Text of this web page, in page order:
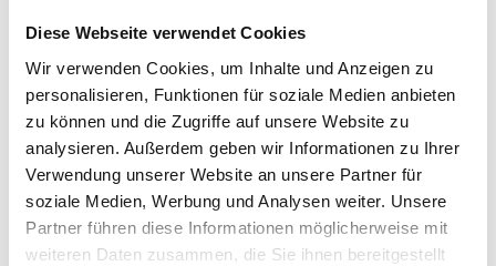
Diese Webseite verwendet Cookies
Wir verwenden Cookies, um Inhalte und Anzeigen zu
personalisieren, Funktionen für soziale Medien anbieten
zu können und die Zugriffe auf unsere Website zu
analysieren. Außerdem geben wir Informationen zu Ihrer
Verwendung unserer Website an unsere Partner für
soziale Medien, Werbung und Analysen weiter. Unsere
Partner führen diese Informationen möglicherweise mit
weiteren Daten zusammen, die Sie ihnen bereitgestellt